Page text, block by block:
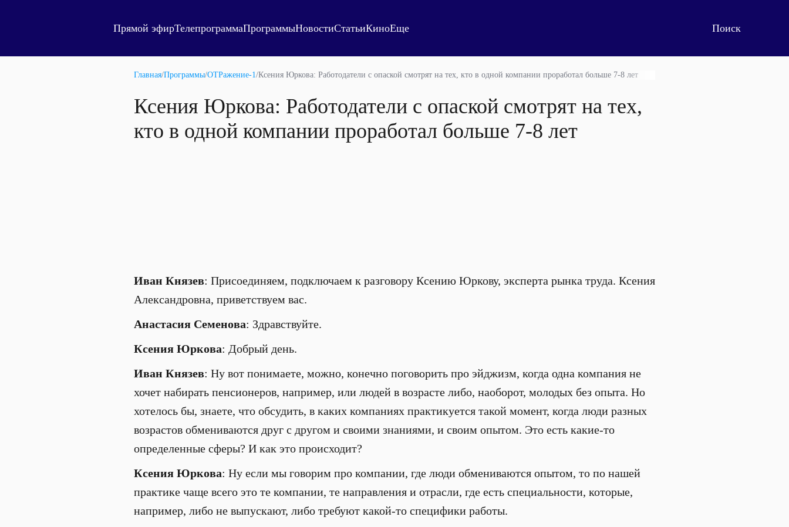
Прямой эфирТелепрограммаПрограммыНовостиСтатьиКиноЕще
Главная/Программы/ОТРажение-1/Ксения Юркова: Работодатели с опаской смотрят на тех, кто в одной компании проработал больше 7-8 лет
Ксения Юркова: Работодатели с опаской смотрят на тех,
кто в одной компании проработал больше 7-8 лет
Иван Князев: Присоединяем, подключаем к разговору Ксению Юркову, эксперта рынка труда. Ксения
Александровна, приветствуем вас.
Анастасия Семенова: Здравствуйте.
Ксения Юркова: Добрый день.
Иван Князев: Ну вот понимаете, можно, конечно поговорить про эйджизм, когда одна компания не
хочет набирать пенсионеров, например, или людей в возрасте либо, наоборот, молодых без опыта. Но
хотелось бы, знаете, что обсудить, в каких компаниях практикуется такой момент, когда люди разных
возрастов обмениваются друг с другом и своими знаниями, и своим опытом. Это есть какие-то
определенные сферы? И как это происходит?
Ксения Юркова: Ну если мы говорим про компании, где люди обмениваются опытом, то по нашей
практике чаще всего это те компании, те направления и отрасли, где есть специальности, которые,
например, либо не выпускают, либо требуют какой-то специфики работы.